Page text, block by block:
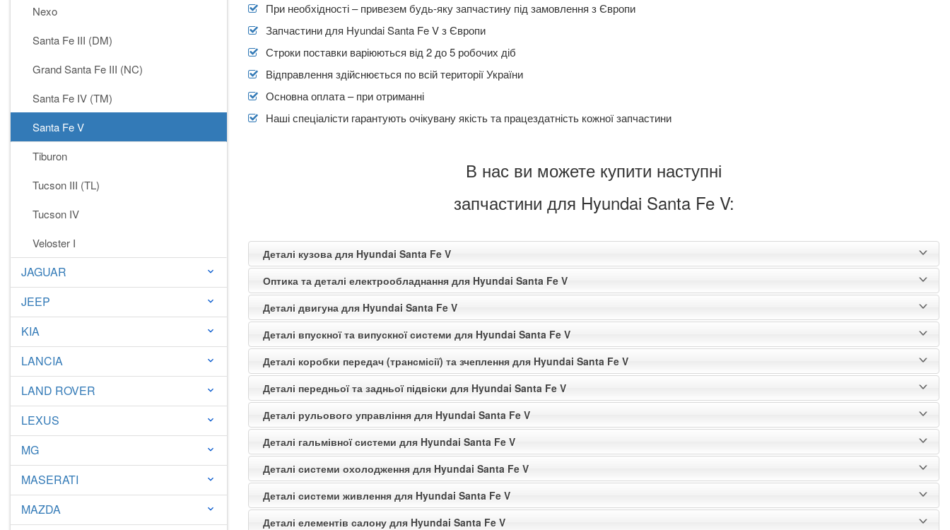
Nexo
Santa Fe III (DM)
Grand Santa Fe III (NC)
Santa Fe IV (TM)
Santa Fe V
Tiburon
Tucson III (TL)
Tucson IV
Veloster I
JAGUAR keyboard_arrow_down
JEEP keyboard_arrow_down
KIA keyboard_arrow_down
LANCIA keyboard_arrow_down
LAND ROVER keyboard_arrow_down
LEXUS keyboard_arrow_down
MG keyboard_arrow_down
MASERATI keyboard_arrow_down
MAZDA keyboard_arrow_down
При необхідності – привезем будь-яку запчастину під замовлення з Європи
Запчастини для Hyundai Santa Fe V з Європи
Строки поставки варіюються від 2 до 5 робочих діб
Відправлення здійснюється по всій території України
Основна оплата – при отриманні
Наші спеціалісти гарантують очікувану якість та працездатність кожної запчастини
В нас ви можете купити наступні
запчастини для Hyundai Santa Fe V:
Деталі кузова для Hyundai Santa Fe V
Оптика та деталі електрообладнання для Hyundai Santa Fe V
Деталі двигуна для Hyundai Santa Fe V
Деталі впускної та випускної системи для Hyundai Santa Fe V
Деталі коробки передач (трансмісії) та зчеплення для Hyundai Santa Fe V
Деталі передньої та задньої підвіски для Hyundai Santa Fe V
Деталі рульового управління для Hyundai Santa Fe V
Деталі гальмівної системи для Hyundai Santa Fe V
Деталі системи охолодження для Hyundai Santa Fe V
Деталі системи живлення для Hyundai Santa Fe V
Деталі елементів салону для Hyundai Santa Fe V